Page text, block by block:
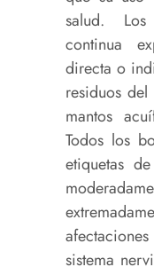
salud.
continua
directa o
residuos
mantos
Todos los
etiquetas
sistema